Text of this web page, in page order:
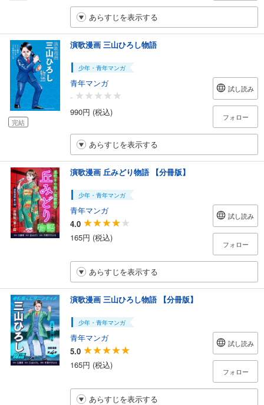
あらすじを表示する
完結
演歌漫画 三山ひろし物語
少年・青年マンガ
青年マンガ
-
990円 (税込)
試し読み
フォロー
あらすじを表示する
演歌漫画 丘みどり物語 【分冊版】
少年・青年マンガ
青年マンガ
4.0
165円 (税込)
試し読み
フォロー
あらすじを表示する
演歌漫画 三山ひろし物語 【分冊版】
少年・青年マンガ
青年マンガ
5.0
165円 (税込)
試し読み
フォロー
あらすじを表示する